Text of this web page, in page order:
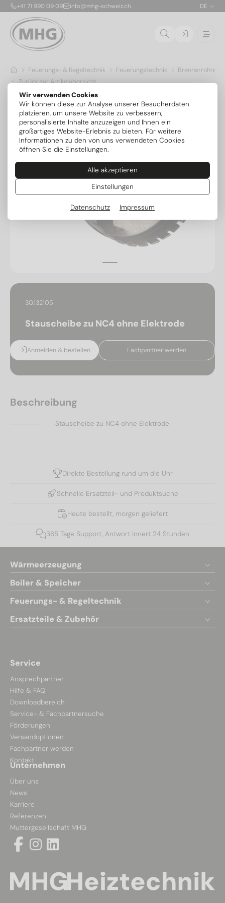
Wir verwenden Cookies
Wir können diese zur Analyse unserer Besucherdaten
platzieren, um unsere Website zu verbessern,
personalisierte Inhalte anzuzeigen und Ihnen ein
großartiges Website-Erlebnis zu bieten. Für weitere
Informationen zu den von uns verwendeten Cookies
öffnen Sie die Einstellungen.
Alle akzeptieren
Einstellungen
Datenschutz Impressum
+41 71 990 09 09 info@mhg-schweiz.ch DE
Feuerungs- & Regeltechnik Feuerungstechnik
Brennerrohre &
Zurück zur Artikelübersicht
30.132105
Stauscheibe zu NC4 ohne Elektrode
Anmelden & bestellen Fachpartner werden
Beschreibung
Stauscheibe zu NC4 ohne Elektrode
Direkte Bestellung rund um die Uhr
Schnelle Ersatzteil- und Produktsuche
Heute bestellt, morgen geliefert
365 Tage Support, Antwort innert 24 Stunden
Wärmeerzeugung
Boiler & Speicher
Feuerungs- & Regeltechnik
Ersatzteile & Zubehör
Service
Ansprechpartner
Hilfe & FAQ
Downloadbereich
Service- & Fachpartnersuche
Förderungen
Versandoptionen
Fachpartner werden
Kontakt
Unternehmen
Über uns
News
Karriere
Referenzen
Muttergesellschaft MHG